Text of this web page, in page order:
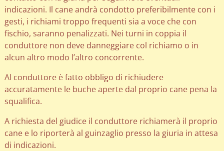
indicazioni. Il cane andrà condotto preferibilmente con i
gesti, i richiami troppo frequenti sia a voce che con
fischio, saranno penalizzati. Nei turni in coppia il
conduttore non deve danneggiare col richiamo o in
alcun altro modo l’altro concorrente.
Al conduttore è fatto obbligo di richiudere
accuratamente le buche aperte dal proprio cane pena la
squalifica.
A richiesta del giudice il conduttore richiamerà il proprio
cane e lo riporterà al guinzaglio presso la giuria in attesa
di indicazioni.